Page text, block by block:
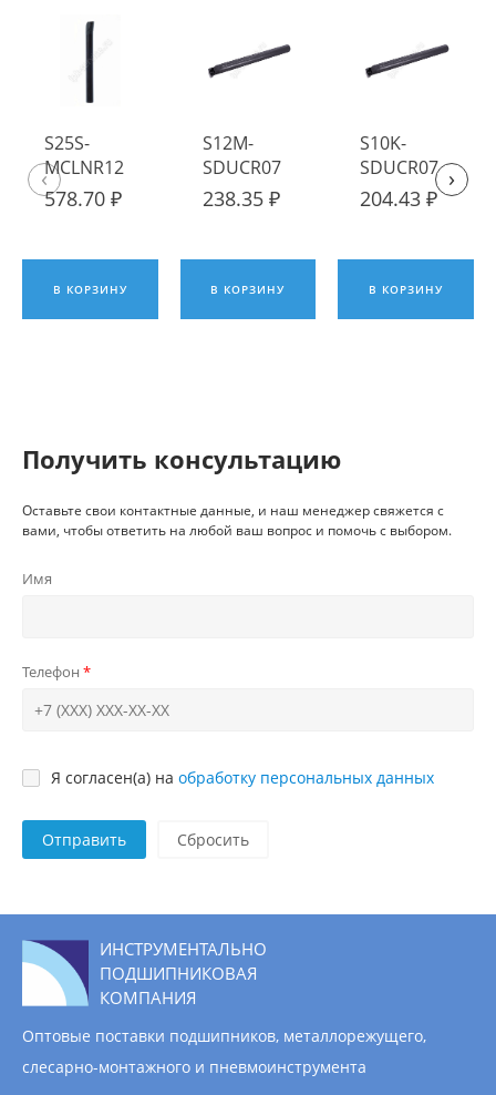
S25S-
MCLNR12
Державка
ИПК
578.70 ₽
В КОРЗИНУ
S12M-
SDUCR07
Державка
ИПК
238.35 ₽
В КОРЗИНУ
S10K-
SDUCR07
Державка
ИПК
204.43 ₽
В КОРЗИНУ
‹ ›
Получить консультацию
Оставьте свои контактные данные, и наш менеджер свяжется с
вами, чтобы ответить на любой ваш вопрос и помочь с выбором.
Имя
Телефон
Я согласен(а) на обработку персональных данных
Отправить
ИНСТРУМЕНТАЛЬНО
ПОДШИПНИКОВАЯ
КОМПАНИЯ
Оптовые поставки подшипников, металлорежущего,
слесарно-монтажного и пневмоинструмента